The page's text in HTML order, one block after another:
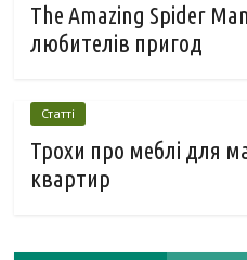
The Amazing Spider
любителів пригод
Статті
Трохи про меблі для
квартир